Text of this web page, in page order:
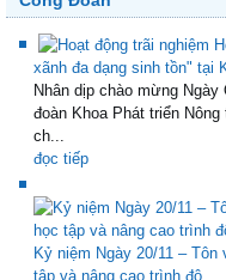
xãnh đa dạng sinh tồn" tại
Nhân dịp chào mừng
đoàn Khoa Phát triển
ch...
đọc tiếp
Kỷ niệm Ngày 20/11 –
tập và nâng cao trình độ